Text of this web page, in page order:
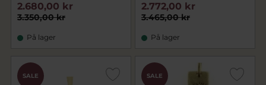
3.350,00 kr
2.680,00 kr
På lager
3.465,00 kr
2.772,00 kr
På lager
SALE SALE